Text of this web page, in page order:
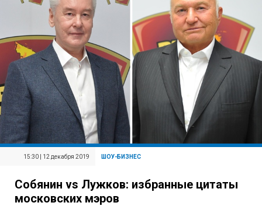
15:30 | 12 декабря 2019 ШОУ-БИЗНЕС
Собянин vs Лужков: избранные цитаты
московских мэров